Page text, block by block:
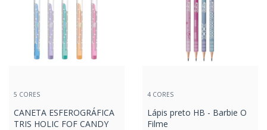
5 CORES
CANETA ESFEROGRÁFICA
TRIS HOLIC FOF CANDY
4 CORES
Lápis preto HB - Barbie O
Filme